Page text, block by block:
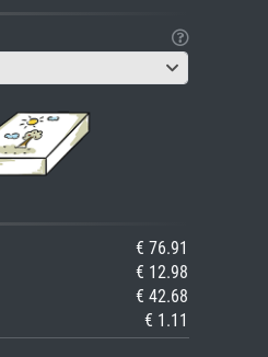
€ 76.91
€ 12.98
€ 42.68
€ 1.11